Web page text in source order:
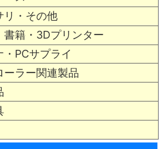
リ・その他
書籍・3Dプリンター
PCサプライ
ーラー関連製品